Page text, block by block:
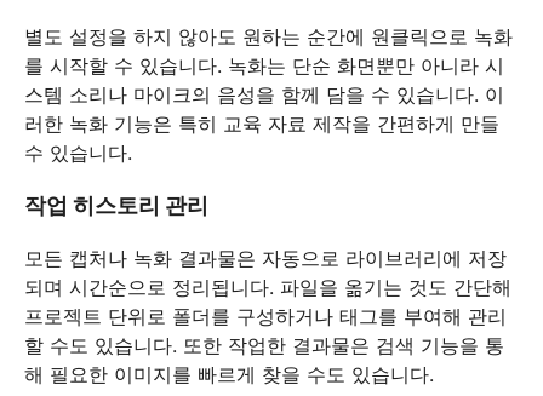
별도 설정을 하지 않아도 원하는 순간에 원클릭으로 녹화
를 시작할 수 있습니다. 녹화는 단순 화면뿐만 아니라 시
스템 소리나 마이크의 음성을 함께 담을 수 있습니다. 이
러한 녹화 기능은 특히 교육 자료 제작을 간편하게 만들
수 있습니다.
작업 히스토리 관리
모든 캡처나 녹화 결과물은 자동으로 라이브러리에 저장
되며 시간순으로 정리됩니다. 파일을 옮기는 것도 간단해
프로젝트 단위로 폴더를 구성하거나 태그를 부여해 관리
할 수도 있습니다. 또한 작업한 결과물은 검색 기능을 통
해 필요한 이미지를 빠르게 찾을 수도 있습니다.